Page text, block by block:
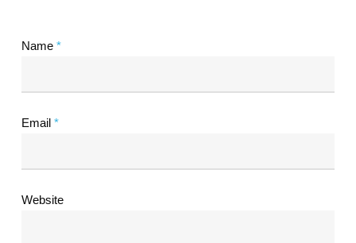
Name *
Email *
Website